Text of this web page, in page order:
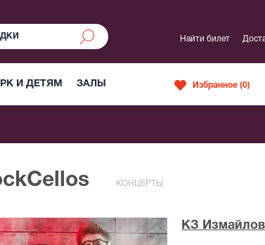
И ДЕТЯМ ЗАЛЫ
Найти билет
Избранное (0)
КОНЦЕРТЫ
КЗ